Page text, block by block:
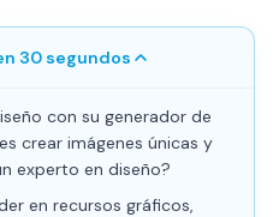
30 segundos
con su generador de
crear imágenes únicas y
experto en diseño?
en recursos gráficos,